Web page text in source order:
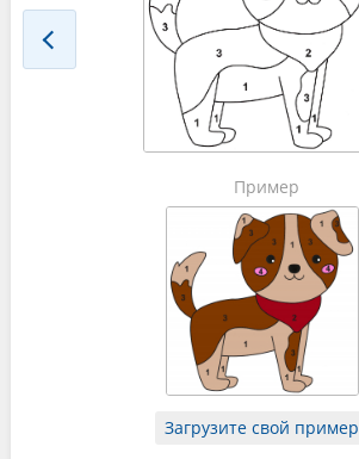
Пример
Загрузите свой пример